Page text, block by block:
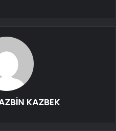
KAZBEK